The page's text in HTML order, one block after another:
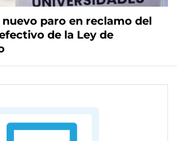
paro en reclamo del
de la Ley de